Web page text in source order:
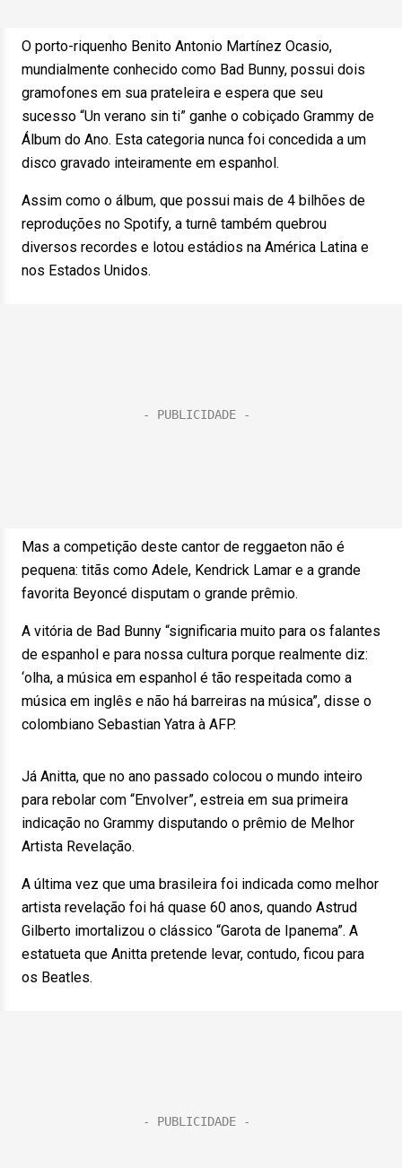
O porto-riquenho Benito Antonio Martínez Ocasio,
mundialmente conhecido como Bad Bunny, possui dois
gramofones em sua prateleira e espera que seu
sucesso “Un verano sin ti” ganhe o cobiçado Grammy de
Álbum do Ano. Esta categoria nunca foi concedida a um
disco gravado inteiramente em espanhol.
Assim como o álbum, que possui mais de 4 bilhões de
reproduções no Spotify, a turnê também quebrou
diversos recordes e lotou estádios na América Latina e
nos Estados Unidos.
Mas a competição deste cantor de reggaeton não é
pequena: titãs como Adele, Kendrick Lamar e a grande
favorita Beyoncé disputam o grande prêmio.
A vitória de Bad Bunny “significaria muito para os falantes
de espanhol e para nossa cultura porque realmente diz:
‘olha, a música em espanhol é tão respeitada como a
música em inglês e não há barreiras na música”, disse o
colombiano Sebastian Yatra à AFP.
Já Anitta, que no ano passado colocou o mundo inteiro
para rebolar com “Envolver”, estreia em sua primeira
indicação no Grammy disputando o prêmio de Melhor
Artista Revelação.
A última vez que uma brasileira foi indicada como melhor
artista revelação foi há quase 60 anos, quando Astrud
Gilberto imortalizou o clássico “Garota de Ipanema”. A
estatueta que Anitta pretende levar, contudo, ficou para
os Beatles.